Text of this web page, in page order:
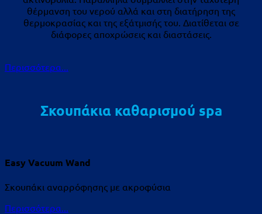
θέρμανση του νερού αλλά και στη διατήρηση της
θερμοκρασίας και της εξάτμισής του. Διατίθεται σε
διάφορες αποχρώσεις και διαστάσεις.
Περισσότερα...
Σκουπάκια καθαρισμού spa
Easy Vacuum Wand
Σκουπάκι αναρρόφησης με ακροφύσια
Περισσότερα...